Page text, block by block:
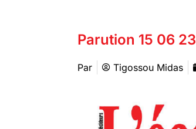
Parution 15 06 23
Par Tigossou Midas